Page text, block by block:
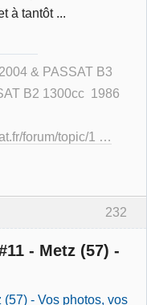
à tantôt ...
& PASSAT B3
B2 1300cc 1986
forum/topic/1 …
232
- Metz (57) -
- Vos photos, vos